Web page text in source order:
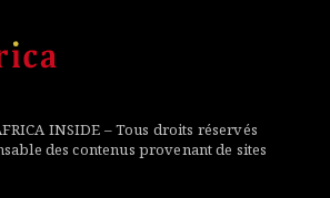
INSIDE – Tous droits réservés
des contenus provenant de sites